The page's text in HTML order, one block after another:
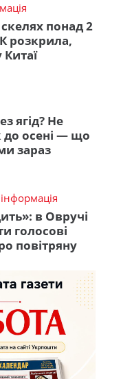
понад 2
розкрила,
ягід? Не
до осені — що
зараз
в Овручі
голосові
повітряну